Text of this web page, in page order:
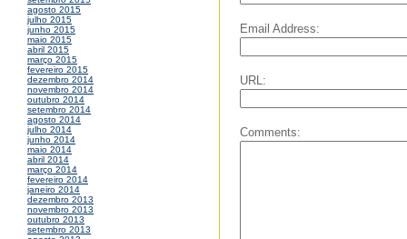
agosto 2015
julho 2015
junho 2015
maio 2015
abril 2015
março 2015
fevereiro 2015
dezembro 2014
novembro 2014
outubro 2014
setembro 2014
agosto 2014
julho 2014
junho 2014
maio 2014
abril 2014
março 2014
fevereiro 2014
janeiro 2014
dezembro 2013
novembro 2013
outubro 2013
setembro 2013
Email Address:
URL:
Comments: